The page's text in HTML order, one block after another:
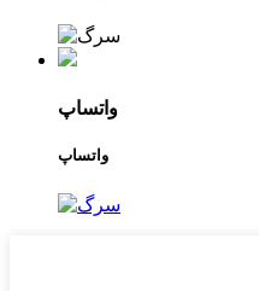
واتساپ
واتساپ